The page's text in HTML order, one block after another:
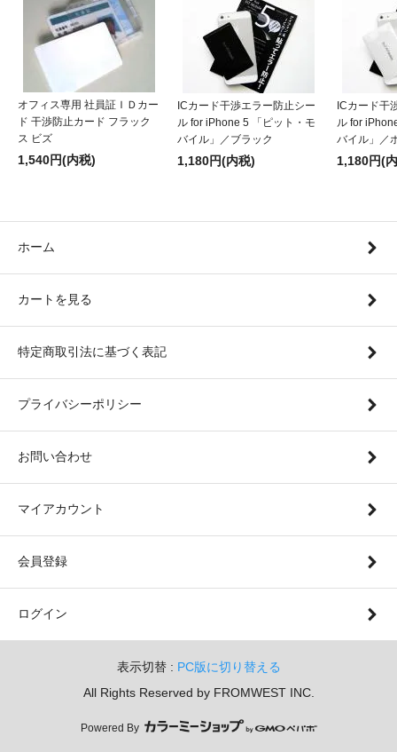
オフィス専用 社員証ＩＤカー
ド 干渉防止カード フラック
ス ビズ
1,540円(内税)
ICカード干渉エラー防止シー
ル for iPhone 5 「ピット・モ
バイル」／ブラック
1,180円(内税)
ICカード干
ル for
バイル」／
1,180円(
ホーム
カートを見る
特定商取引法に基づく表記
プライバシーポリシー
お問い合わせ
マイアカウント
会員登録
ログイン
表示切替 : PC版に切り替える
All Rights Reserved by FROMWEST INC.
Powered By